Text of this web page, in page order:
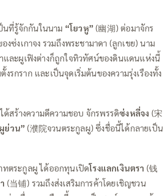
นที่รู้จักกันในนาม “โยวหู” (幽湖) ต่อมาจักร
ซ่งเกาจง รวมถึงพระชามาดา (ลูกเขย) นาม
และผูเฟิงต่างก็ถูกใจทิวทัศน์ของดินแดนแห่งนี้
กราก และเป็นจุดเริ่มต้นของความรุ่งเรืองทั้ง
สร้างความดีความชอบ จักรพรรดิซ่งหลี่จง (宋
ย่วน” (濮院จวนตระกูลผู) ซึ่งชื่อนี้ได้กลายเป็น
ทตระกูลผู ได้ออกทุนเปิดโรงแลกเงินตรา (钱
(当铺) รวมถึงส่งเสริมการค้าโดยเชิญชวน